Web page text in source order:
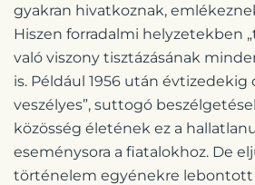
gyakran hivatkoznak,
Hiszen forradalmi helyzetekben
való viszony tisztázásának
is. Például 1956 után évtizedekig
veszélyes”, suttogó
közösség életének ez a
eseménysora a fiatalokhoz. De
történelem egyénekre